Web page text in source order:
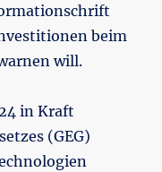
beim
will.
in Kraft
(GEG)